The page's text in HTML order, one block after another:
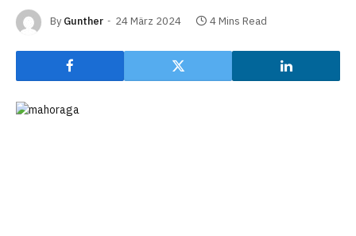
By Gunther 24 März 2024 4 Mins Read